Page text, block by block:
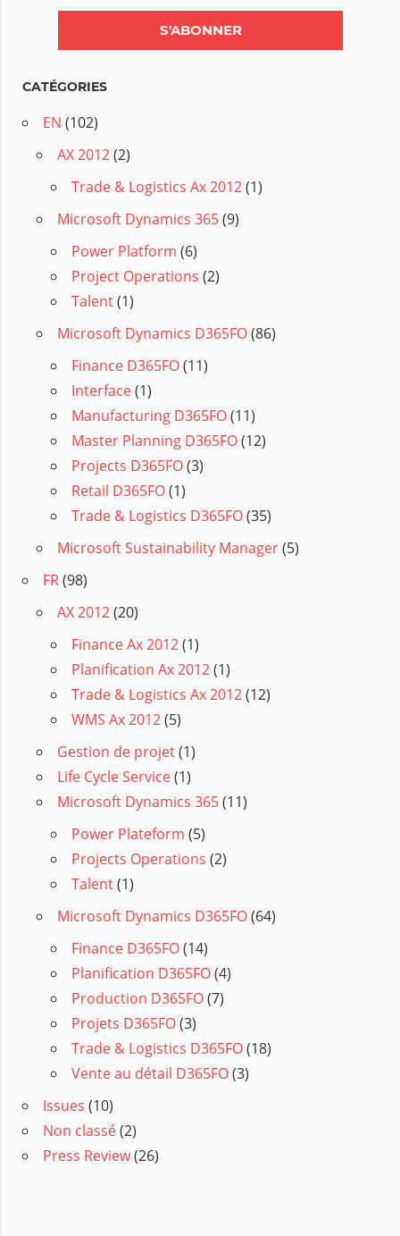
CATÉGORIES
EN (102)
AX 2012(2)
Trade & Logistics Ax 2012(1)
Microsoft Dynamics 365(9)
Power Platform (6)
Project Operations (2)
Talent(1)
Microsoft Dynamics D365FO(86)
Finance D365FO(11)
Interface(1)
Manufacturing D365FO(11)
Master Planning D365FO(12)
Projects D365FO(3)
Retail D365FO(1)
Trade & Logistics D365FO(35)
Microsoft Sustainability Manager(5)
FR(98)
AX 2012(20)
Finance Ax 2012(1)
Planification Ax 2012(1)
Trade & Logistics Ax 2012(12)
WMS Ax 2012(5)
Gestion de projet(1)
Life Cycle Service(1)
Microsoft Dynamics 365(11)
Power Plateform (5)
Projects Operations (2)
Talent(1)
Microsoft Dynamics D365FO(64)
Finance D365FO(14)
Planification D365FO(4)
Production D365FO(7)
Projets D365FO(3)
Trade & Logistics D365FO(18)
Vente au détail D365FO(3)
Issues (10)
Non classé(2)
Press Review(26)